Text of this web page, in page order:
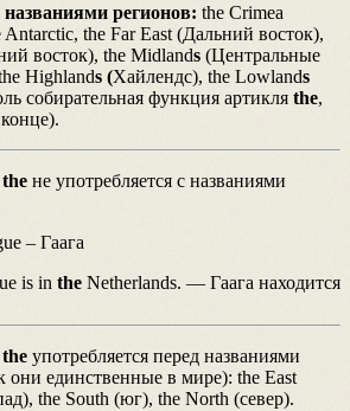
регионов: the Crimea
the Far East (Дальний восток),
восток), the Midlands (Центральные
Highlands (Хайлендс), the Lowlands
собирательная функция артикля the,
the не употребляется с названиями
– Гаага
is in the Netherlands. — Гаага находится
the употребляется перед названиями
они единственные в мире): the East
the South (юг), the North (север).